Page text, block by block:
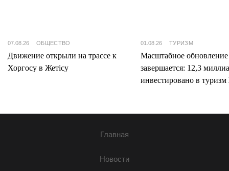
07.08.26 ОБЩЕСТВО
Движение открыли на трассе к
Хоргосу в Жетісу
01.08.26 ТУРИЗМ
Масштабное
завершается: 12,3
инвестировано в туризм
Главная
Новости